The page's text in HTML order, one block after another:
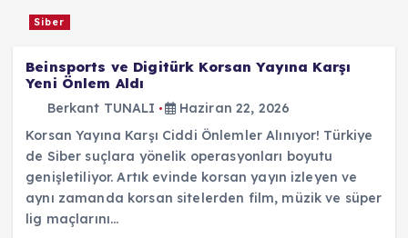
Siber
Beinsports ve Digitürk Korsan Yayına Karşı
Yeni Önlem Aldı
Berkant TUNALI
Haziran 22, 2026
Korsan Yayına Karşı Ciddi Önlemler Alınıyor! Türkiye
de Siber suçlara yönelik operasyonları boyutu
genişletiliyor. Artık evinde korsan yayın izleyen ve
aynı zamanda korsan sitelerden film, müzik ve süper
lig maçlarını…